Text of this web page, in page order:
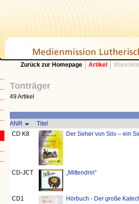
Zurück zur Homepage Artikel
Tonträger
49 Artikel
ANR
Titel
CD K8
Der Seher von Silo – ein
CD-JCT „Mittendrin"
CD1 Hörbuch - Der große